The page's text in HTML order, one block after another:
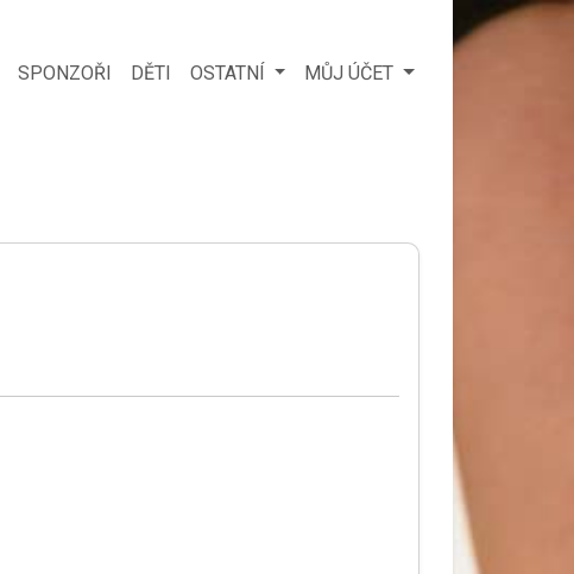
SPONZOŘI DĚTI OSTATNÍ MŮJ ÚČET